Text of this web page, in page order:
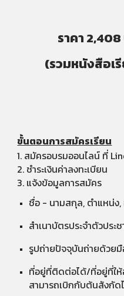
​ราคา2,408
(รวมหนังสือเ
ขั้นตอนการสมัครเรียน
1. สมัครอบรมออนไลน์ ที่
2. ชำระเงินค่าลงทะเบียน
3. แจ้งข้อมูลการสมัคร
ชื่อ -​ นามสกุล, ตำแหน่ง,
สำเนาบัตรประจำตัวปร
รูปถ่ายปัจจุบันถ่ายด้วย
ที่อยู่ที่ติดต่อได้/ที่อยู่ที่ให้
สามารถเบิกกับต้นสังกัด